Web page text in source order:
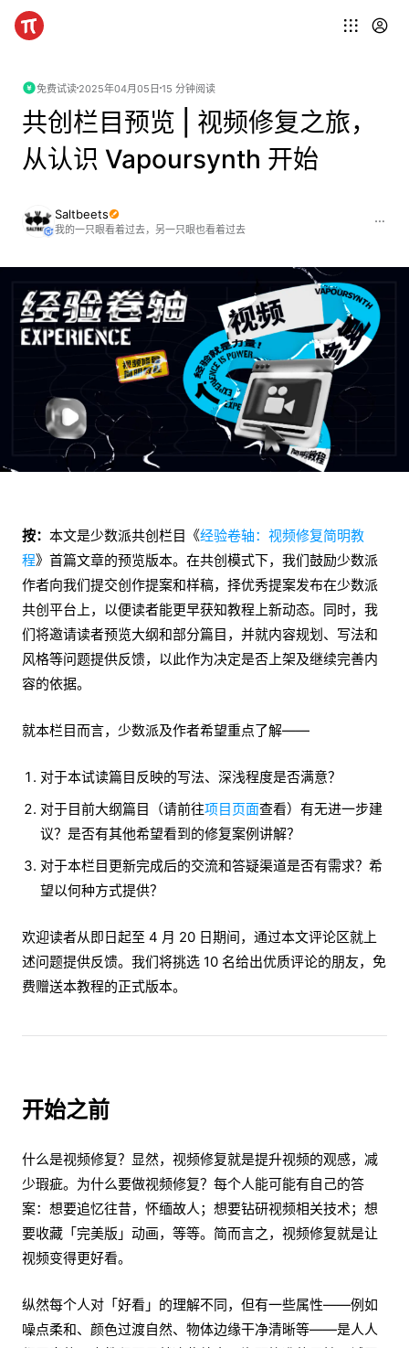
免费试读 2025年04月05日 15 分钟阅读
共创栏目预览 | 视频修复之旅，
从认识 Vapoursynth 开始
Saltbeets
我的一只眼看着过去，另一只眼也看着过去
按： 本文是少数派共创栏目《经验卷轴：视频修复简明教
程》首篇文章的预览版本。在共创模式下，我们鼓励少数派
作者向我们提交创作提案和样稿，择优秀提案发布在少数派
共创平台上，以便读者能更早获知教程上新动态。同时，我
们将邀请读者预览大纲和部分篇目，并就内容规划、写法和
风格等问题提供反馈，以此作为决定是否上架及继续完善内
容的依据。
就本栏目而言，少数派及作者希望重点了解——
对于本试读篇目反映的写法、深浅程度是否满意？
对于目前大纲篇目（请前往项目页面查看）有无进一步建
议？是否有其他希望看到的修复案例讲解？
对于本栏目更新完成后的交流和答疑渠道是否有需求？希
望以何种方式提供？
欢迎读者从即日起至 4 月 20 日期间，通过本文评论区就上
述问题提供反馈。我们将挑选 10 名给出优质评论的朋友，免
费赠送本教程的正式版本。
开始之前
什么是视频修复？显然，视频修复就是提升视频的观感，减
少瑕疵。为什么要做视频修复？每个人能可能有自己的答
案：想要追忆往昔，怀缅故人；想要钻研视频相关技术；想
要收藏「完美版」动画，等等。简而言之，视频修复就是让
视频变得更好看。
纵然每个人对「好看」的理解不同，但有一些属性——例如
噪点柔和、颜色过渡自然、物体边缘干净清晰等——是人人